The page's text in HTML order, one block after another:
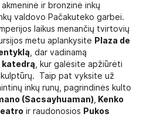
ir bronzinė inkų
valdovo Pačakuteko garbei.
laikus menančių tvirtovių
metu aplankysite Plaza de
, dar vadinamą
katedrą , kur galėsite apžiūrėti
Taip pat vyksite už
inkų runų, pagrindinės kulto
(Sacsayhuaman)
Kenko
ir raudonosios Pukos